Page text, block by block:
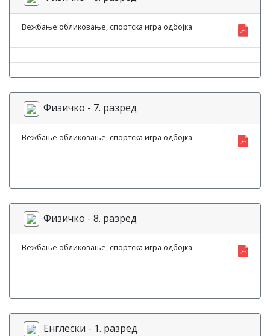
Вежбање обликовање, спортска игра одбојка
Физичко - 7. разред
Вежбање обликовање, спортска игра одбојка
Физичко - 8. разред
Вежбање обликовање, спортска игра одбојка
Енглески - 1. разред